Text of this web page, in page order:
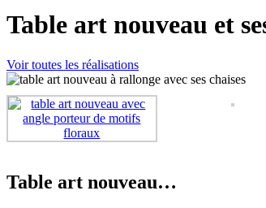
Table art nouveau et
Voir toutes les réalisations
Table art nouveau…